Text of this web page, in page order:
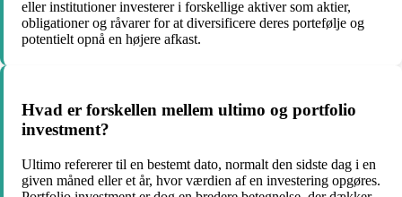
eller institutioner investerer i forskellige aktiver som aktier,
obligationer og råvarer for at diversificere deres portefølje og
potentielt opnå en højere afkast.
Hvad er forskellen mellem ultimo og portfolio
investment?
Ultimo refererer til en bestemt dato, normalt den sidste dag i en
given måned eller et år, hvor værdien af en investering opgøres.